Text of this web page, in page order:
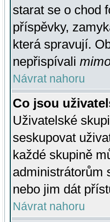
starat se o chod
příspěvky,
která spravují.
nepřispívali
Návrat nahoru
Co jsou
Uživatelské
seskupovat
každé skupině
administrátorům
nebo jim dát
Návrat nahoru